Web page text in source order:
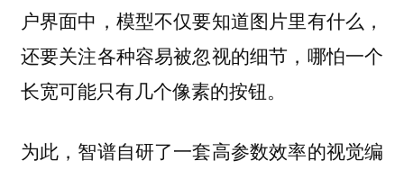
户界面中，模型不仅要知道图片里有什么，
还要关注各种容易被忽视的细节，哪怕一个
长宽可能只有几个像素的按钮。
为此，智谱自研了一套高参数效率的视觉编